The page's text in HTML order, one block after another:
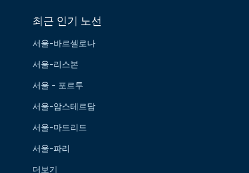
최근 인기 노선
서울-바르셀로나
서울-리스본
서울 - 포르투
서울-암스테르담
서울-마드리드
서울-파리
더보기